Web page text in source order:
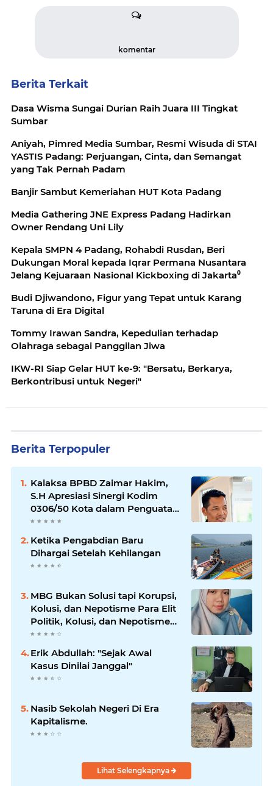
komentar
Berita Terkait
Dasa Wisma Sungai Durian Raih Juara III Tingkat
Sumbar
‎Aniyah, Pimred Media Sumbar, Resmi Wisuda di STAI
YASTIS Padang: Perjuangan, Cinta, dan Semangat
yang Tak Pernah Padam
Banjir Sambut Kemeriahan HUT Kota Padang
Media Gathering JNE Express Padang Hadirkan
Owner Rendang Uni Lily
Kepala SMPN 4 Padang, Rohabdi Rusdan, Beri
Dukungan Moral kepada Iqrar Permana Nusantara
Jelang Kejuaraan Nasional Kickboxing di Jakarta⁰
Budi Djiwandono, Figur yang Tepat untuk Karang
Taruna di Era Digital
Tommy Irawan Sandra, Kepedulian terhadap
Olahraga sebagai Panggilan Jiwa
IKW-RI Siap Gelar HUT ke-9: "Bersatu, Berkarya,
Berkontribusi untuk Negeri"
Berita Terpopuler
Kalaksa BPBD Zaimar Hakim,
S.H Apresiasi Sinergi Kodim
0306/50 Kota dalam Penguatan
Mitigasi dan Penanganan
Bencana
Ketika Pengabdian Baru
Dihargai Setelah Kehilangan
MBG Bukan Solusi tapi Korupsi,
Kolusi, dan Nepotisme Para Elit
Politik, Kolusi, dan Nepotisme
Para Elit Politik
Erik Abdullah: "Sejak Awal
Kasus Dinilai Janggal"
Nasib Sekolah Negeri Di Era
Kapitalisme.
Lihat Selengkapnya